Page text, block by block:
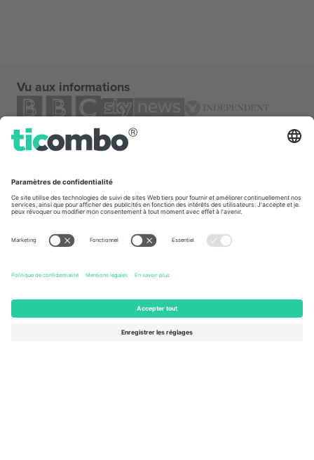
Vu aux informations
TixProtect
Programme d'affiliation
Comment ça marche
Centre d'information sur la Coupe
Nous contacter